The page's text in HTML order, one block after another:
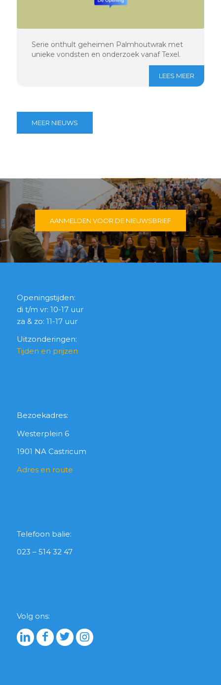
Serie onthult geheimen Palmhoutwrak met
unieke vondsten en onderzoek vanaf Texel.
LEES MEER
MEER NIEUWS
AANMELDEN VOOR DE NIEUWSBRIEF
Openingstijden:
di t/m vr: 10-17 uur
za & zo: 11-17 uur
Uitzonderingen:
Tijden en prijzen
Bezoekadres:
Westerplein 6
1901 NA Castricum
Adres en route
Telefoon balie:
023 – 514 32 47
Volg ons: